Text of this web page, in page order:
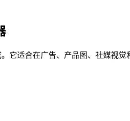
它适合在广告、产品图、社媒视